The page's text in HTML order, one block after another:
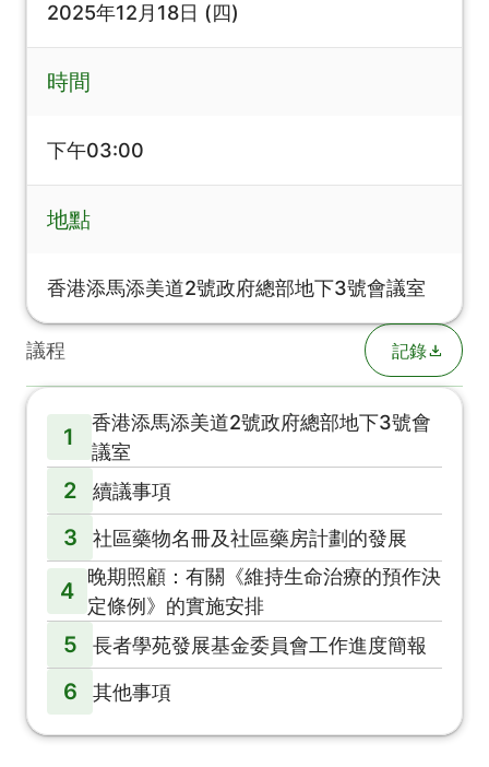
2025年12月18日 (四)
時間
下午03:00
地點
香港添馬添美道2號政府總部地下3號會議室
議程 記錄
1
香港添馬添美道2號政府總部地下3號會
議室
2 續議事項
3 社區藥物名冊及社區藥房計劃的發展
4
晚期照顧：有關《維持生命治療的預作決
定條例》的實施安排
5 長者學苑發展基金委員會工作進度簡報
6 其他事項